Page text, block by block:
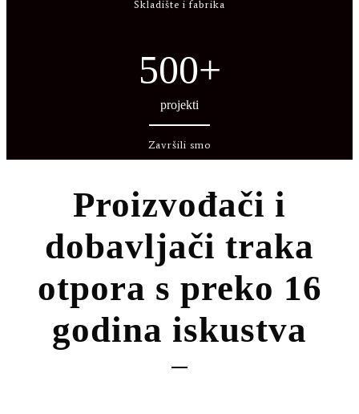
Skladište i fabrika
500+
projekti
Završili smo
Proizvođači i
dobavljači traka
otpora s preko 16
godina iskustva